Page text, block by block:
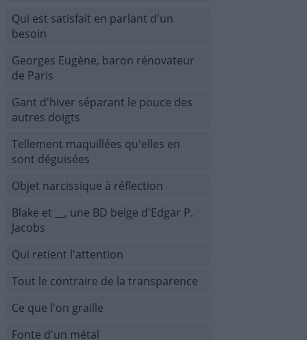
Qui est satisfait en parlant d'un
besoin
Georges Eugène, baron rénovateur
de Paris
Gant d'hiver séparant le pouce des
autres doigts
Tellement maquillées qu'elles en
sont déguisées
Objet narcissique à réflection
Blake et __, une BD belge d'Edgar P.
Jacobs
Qui retient l'attention
Tout le contraire de la transparence
Ce que l'on graille
Fonte d'un métal